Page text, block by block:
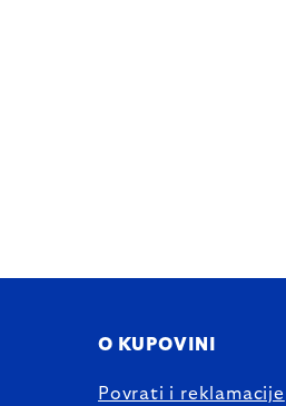
O KUPOVINI
Povrati i reklamacije